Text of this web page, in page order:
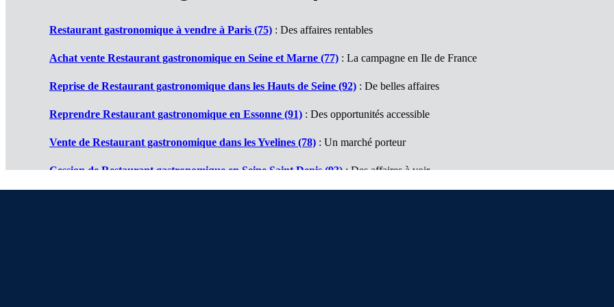
Restaurant gastronomique à vendre à Paris (75) : Des affaires rentables
Achat vente Restaurant gastronomique en Seine et Marne (77) : La campagne en Ile de France
Reprise de Restaurant gastronomique dans les Hauts de Seine (92) : De belles affaires
Reprendre Restaurant gastronomique en Essonne (91) : Des opportunités accessible
Vente de Restaurant gastronomique dans les Yvelines (78) : Un marché porteur
Cession de Restaurant gastronomique en Seine Saint Denis (93): Des affaires à voir